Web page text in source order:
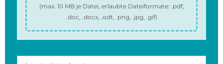
(max. 10 MBje Datei, erlaubte Dateiformate: .pdf,
.doc, .docx, .odt, .png, .jpg, .gif)